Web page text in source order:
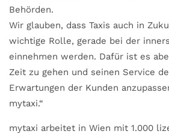
Behörden.
Wir glauben, dass Taxis auch in
wichtige Rolle, gerade bei der
einnehmen werden. Dafür ist es
Zeit zu gehen und seinen Service
Erwartungen der Kunden
mytaxi.“
mytaxi arbeitet in Wien mit 1.000